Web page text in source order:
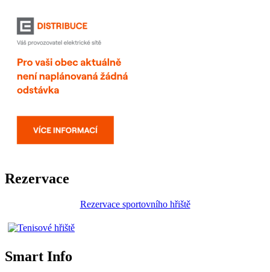
Rezervace
Rezervace sportovního hřiště
Smart Info